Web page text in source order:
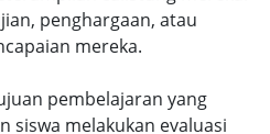
penghargaan, atau
mereka.
pembelajaran yang
siswa melakukan evaluasi